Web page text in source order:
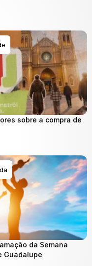
sobre a compra de
da Semana
Guadalupe